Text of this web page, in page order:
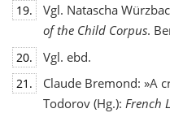
19. Vgl. Natascha
of the Child Corpus.
20. Vgl. ebd.
21.
Claude Bremond: »A
Todorov (Hg.): French